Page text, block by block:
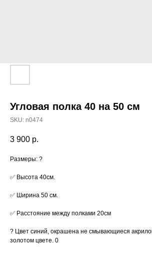
Угловая полка 40 на 50 см
SKU: n0474
3 900 р.
Размеры: ?
✅ Высота 40см.
✅ Ширина 50 см.
✅ Расстояние между полками 20см
? Цвет синий, окрашена не смывающиеся
золотом цвете. 0